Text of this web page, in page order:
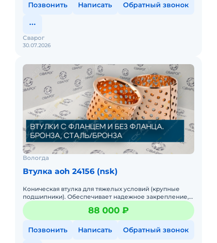
Позвонить Написать Обратный звонок
30.07.2026
Сварог
Вологда
Втулка aoh 24156 (nsk)
Коническая втулка для тяжелых условий (крупные
подшипники). Обеспечивает надежное закрепление,
проста в установке, не повреждает вал. Японское
качество NSK.
88 000 ₽
Позвонить Написать Обратный звонок